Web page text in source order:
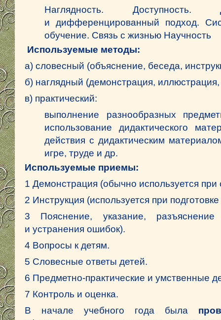
Наглядность.
Доступность.
и дифференцированный подход.
обучение. Связь с жизнью Научность
Используемые методы:
а) словесный (объяснение, беседа,
б) наглядный (демонстрация,
в) практический:
выполнение разнообразных
использование дидактического
действия с дидактическим
игре, труде и др.
Используемые приемы:
1 Демонстрация (обычно используется
2 Инструкция (используется при подготовке
3 Пояснение, указание,
и устранения ошибок).
4 Вопросы к детям.
5 Словесные ответы детей.
6 Предметно-практические и умственные
7 Контроль и оценка.
В начале учебного года была